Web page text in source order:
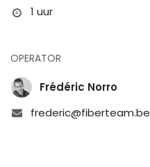
1 uur
OPERATOR
Frédéric Norro
frederic@fiberteam.be